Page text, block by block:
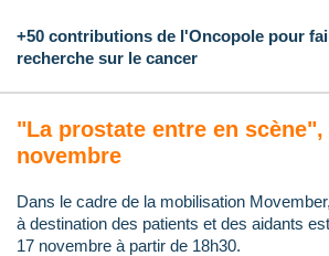
+50 contributions de l'Oncopole pour
recherche sur le cancer
"La prostate entre en scène",
novembre
Dans le cadre de la mobilisation
à destination des patients et des aidants
17 novembre à partir de 18h30.